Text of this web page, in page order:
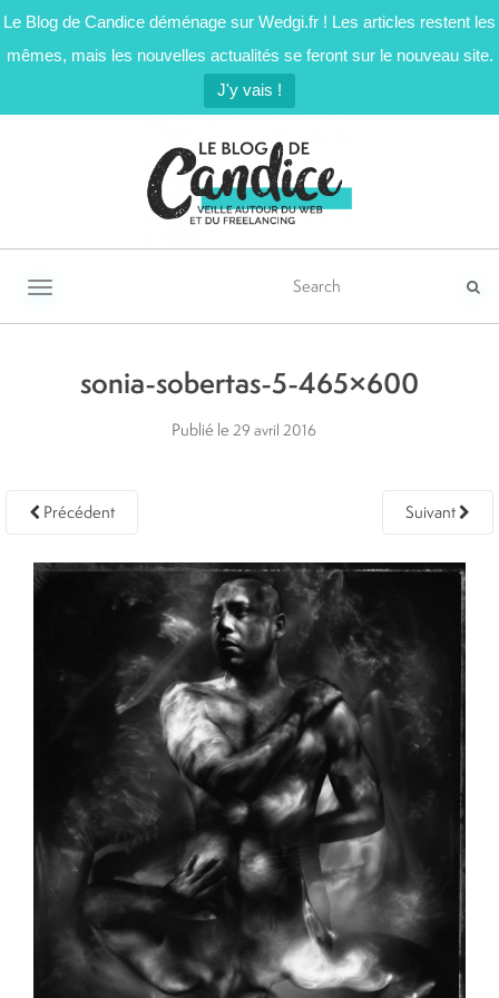
Le Blog de Candice déménage sur Wedgi.fr ! Les articles restent les
mêmes, mais les nouvelles actualités se feront sur le nouveau site.
J'y vais !
Activer/désactiver la navigation
sonia-sobertas-5-465×600
Publié le 29 avril 2016
Précédent Suivant